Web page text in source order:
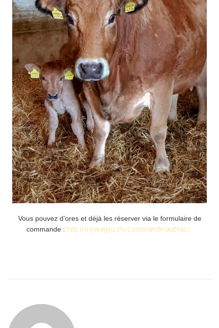
Vous pouvez d’ores et déjà les réserver via le formulaire de
commande : http://mywagyu.ch/commande-aubrac/ .